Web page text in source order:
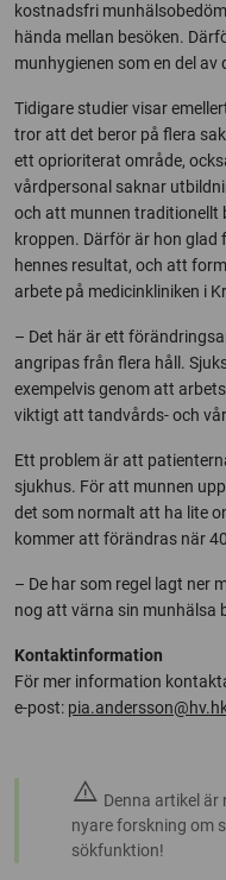
kostnadsfri
hända mellan besöken.
munhygienen som en del
Tidigare studier visar
tror att det beror på flera
ett oprioriterat område,
vårdpersonal saknar
och att munnen traditionellt
kroppen. Därför är hon
hennes resultat, och att
arbete på medicinkliniken i
– Det här är ett
angripas från flera håll.
exempelvis genom att
viktigt att tandvårds- och
Ett problem är att
sjukhus. För att munnen
det som normalt att ha lite
kommer att förändras när
– De har som regel lagt ner
nog att värna sin munhälsa
Kontaktinformation
För mer information
e-post:
warning Denna artikel
nyare forskning om
sökfunktion!